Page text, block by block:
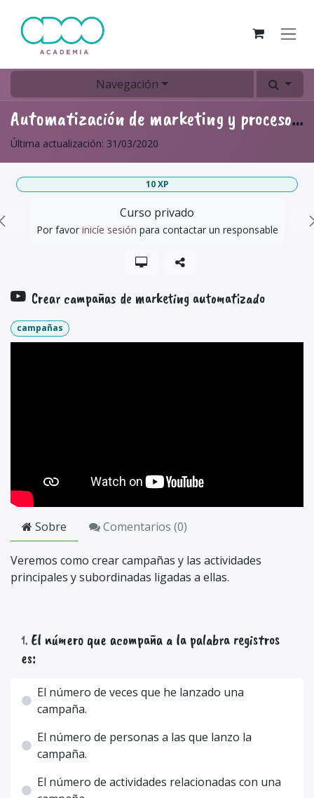
Navegación
Automatización de marketing y procesos automatizados
Última actualización: 31/03/2020
Crear campañas de marketing automatizado
10 XP
Curso privado
Por favor inicíe sesión para contactar un responsable
campañas
Sobre Comentarios (0)
Veremos como crear campañas y las actividades
principales y subordinadas ligadas a ellas.
1. El número que acompaña a la palabra registros
es:
El número de veces que he lanzado una
campaña.
El número de personas a las que lanzo la
campaña.
El número de actividades relacionadas con una